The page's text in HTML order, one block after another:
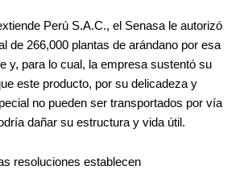
Perú S.A.C., el Senasa le autorizó
de 266,000 plantas de arándano por esa
y, para lo cual, la empresa sustentó su
este producto, por su delicadeza y
no pueden ser transportados por vía
dañar su estructura y vida útil.
resoluciones establecen